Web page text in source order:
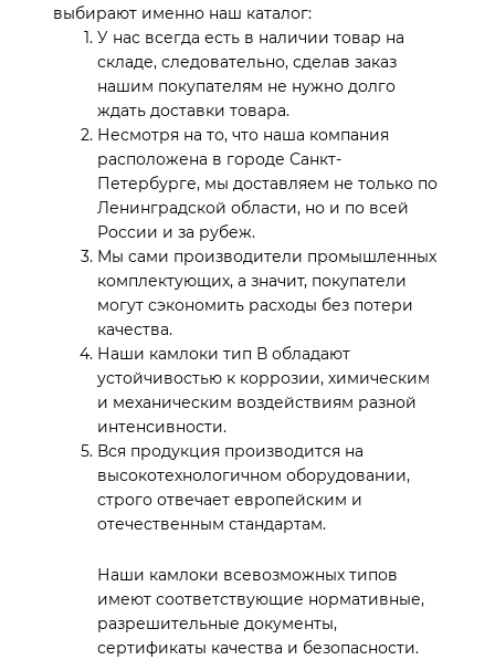
выбирают именно наш каталог:
У нас всегда есть в наличии товар на
складе, следовательно, сделав заказ
нашим покупателям не нужно долго
ждать доставки товара.
Несмотря на то, что наша компания
расположена в городе Санкт-
Петербурге, мы доставляем не только по
Ленинградской области, но и по всей
России и за рубеж.
Мы сами производители промышленных
комплектующих, а значит, покупатели
могут сэкономить расходы без потери
качества.
Наши камлоки тип В обладают
устойчивостью к коррозии, химическим
и механическим воздействиям разной
интенсивности.
Вся продукция производится на
высокотехнологичном оборудовании,
строго отвечает европейским и
отечественным стандартам.
Наши камлоки всевозможных типов
имеют соответствующие нормативные,
разрешительные документы,
сертификаты качества и безопасности.